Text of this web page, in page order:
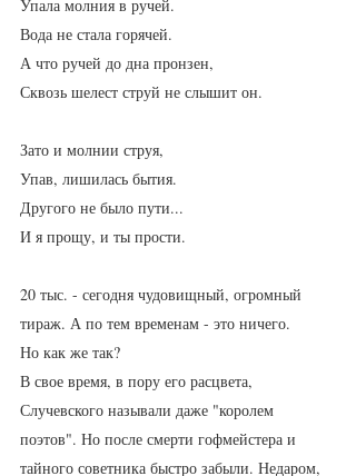
Упала молния в ручей.
Вода не стала горячей.
А что ручей до дна пронзен,
Сквозь шелест струй не слышит он.
Зато и молнии струя,
Упав, лишилась бытия.
Другого не было пути...
И я прощу, и ты прости.
20 тыс. - сегодня чудовищный, огромный
тираж. А по тем временам - это ничего.
Но как же так?
В свое время, в пору его расцвета,
Случевского называли даже "королем
поэтов". Но после смерти гофмейстера и
тайного советника быстро забыли. Недаром,